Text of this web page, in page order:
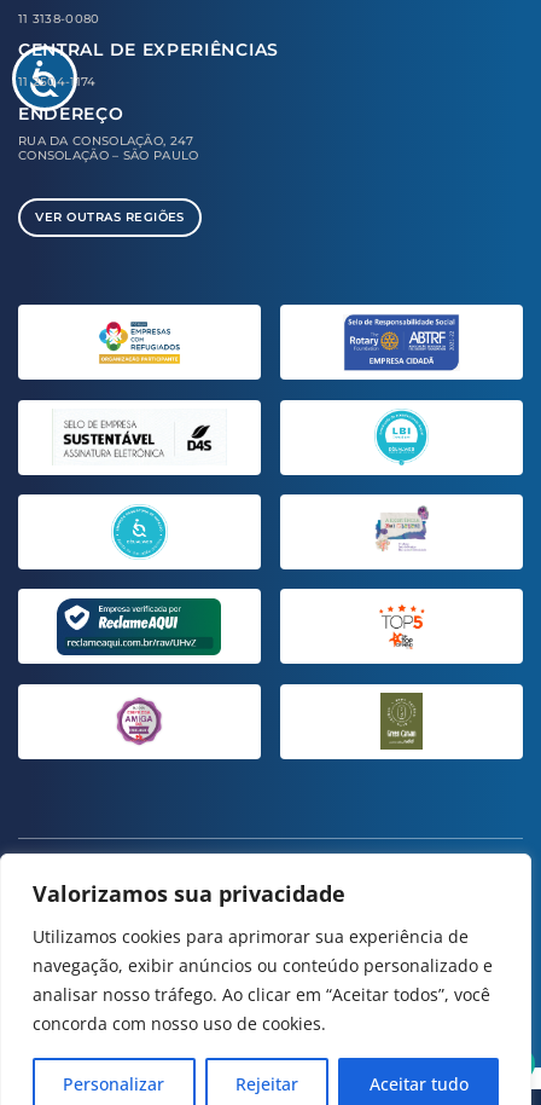
Valorizamos sua privacidade
Utilizamos cookies para aprimorar sua experiência de
navegação, exibir anúncios ou conteúdo personalizado e
analisar nosso tráfego. Ao clicar em “Aceitar todos”, você
concorda com nosso uso de cookies.
Personalizar Rejeitar Aceitar tudo
FAZER DOAÇÃO
11 3138-0080
CENTRAL DE EXPERIÊNCIAS
11 2504-1174
ENDEREÇO
RUA DA CONSOLAÇÃO, 247
CONSOLAÇÃO – SÃO PAULO
VER OUTRAS REGIÕES
NOSSOSTERMOS DE USO E POLÍTICA DE PRIVACIDADE
ESPRO | TODOS OS DIREITOS RESERVADOS
DESENVOLVIMENTO